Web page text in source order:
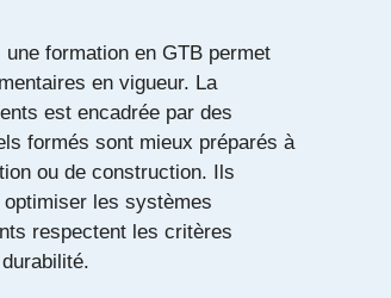
formation en GTB permet
en vigueur. La
est encadrée par des
formés sont mieux préparés à
ou de construction. Ils
les systèmes
respectent les critères